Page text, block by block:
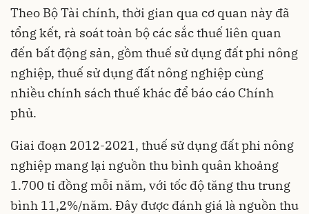
Theo Bộ Tài chính, thời gian qua cơ quan này đã
tổng kết, rà soát toàn bộ các sắc thuế liên quan
đến bất động sản, gồm thuế sử dụng đất phi nông
nghiệp, thuế sử dụng đất nông nghiệp cùng
nhiều chính sách thuế khác để báo cáo Chính
phủ.
Giai đoạn 2012-2021, thuế sử dụng đất phi nông
nghiệp mang lại nguồn thu bình quân khoảng
1.700 tỉ đồng mỗi năm, với tốc độ tăng thu trung
bình 11,2%/năm. Đây được đánh giá là nguồn thu